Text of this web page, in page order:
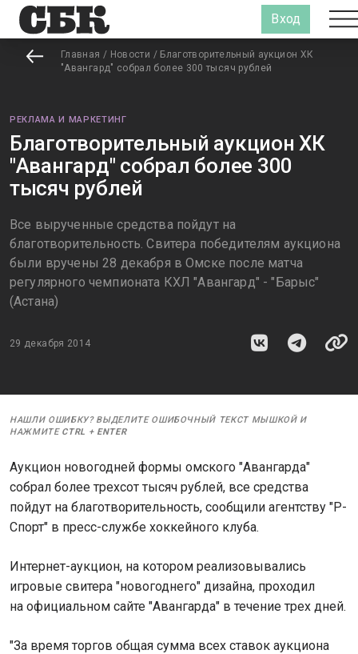
Вход
Главная / Новости / Благотворительный аукцион ХК
"Авангард" собрал более 300 тысяч рублей
РЕКЛАМА И МАРКЕТИНГ
Благотворительный аукцион ХК
"Авангард" собрал более 300
тысяч рублей
Все вырученные средства пойдут на
благотворительность. Свитера победителям аукциона
были вручены 28 декабря в Омске после матча
регулярного чемпионата КХЛ "Авангард" - "Барыс"
(Астана)
29 декабря 2014
НАШЛИ ОШИБКУ? ВЫДЕЛИТЕ ОШИБОЧНЫЙ ТЕКСТ МЫШКОЙ И
НАЖМИТЕ CTRL + ENTER
Аукцион новогодней формы омского "Авангарда"
собрал более трехсот тысяч рублей, все средства
пойдут на благотворительность, сообщили агентству "Р-
Спорт" в пресс-службе хоккейного клуба.
Интернет-аукцион, на котором реализовывались
игровые свитера "новогоднего" дизайна, проходил
на официальном сайте "Авангарда" в течение трех дней.
"За время торгов общая сумма всех ставок аукциона